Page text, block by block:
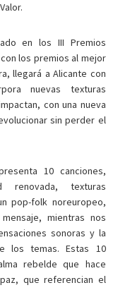
en los III Premios
los premios al mejor
llegará a Alicante con
nuevas texturas
con una nueva
sin perder el
10 canciones,
renovada, texturas
pop-folk noreuropeo,
mientras nos
sonoras y la
los temas. Estas 10
rebelde que hace
que referencian el